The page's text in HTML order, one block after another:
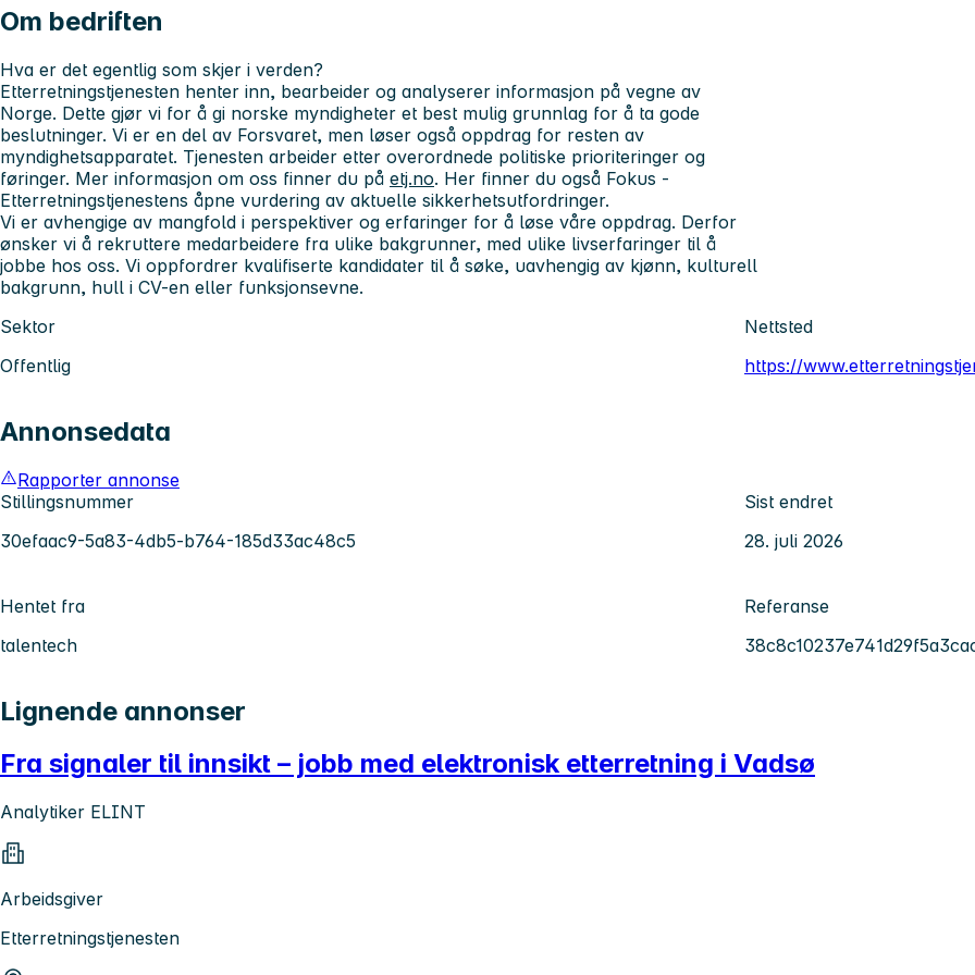
Om bedriften
Hva er det egentlig som skjer i verden?
Etterretningstjenesten henter inn, bearbeider og analyserer informasjon på vegne av
Norge. Dette gjør vi for å gi norske myndigheter et best mulig grunnlag for å ta gode
beslutninger. Vi er en del av Forsvaret, men løser også oppdrag for resten av
myndighetsapparatet. Tjenesten arbeider etter overordnede politiske prioriteringer og
føringer. Mer informasjon om oss finner du på etj.no. Her finner du også Fokus -
Etterretningstjenestens åpne vurdering av aktuelle sikkerhetsutfordringer.
Vi er avhengige av mangfold i perspektiver og erfaringer for å løse våre oppdrag. Derfor
ønsker vi å rekruttere medarbeidere fra ulike bakgrunner, med ulike livserfaringer til å
jobbe hos oss. Vi oppfordrer kvalifiserte kandidater til å søke, uavhengig av kjønn, kulturell
bakgrunn, hull i CV-en eller funksjonsevne.
Sektor
Offentlig
Nettsted
https://
Annonsedata
Rapporter annonse
Stillingsnummer
30efaac9-5a83-4db5-b764-185d33ac48c5
Sist endret
28. juli 2026
Hentet fra
talentech
Referanse
Lignende annonser
Fra signaler til innsikt – jobb med elektronisk etterretning i Vadsø
Analytiker ELINT
Arbeidsgiver
Etterretningstjenesten